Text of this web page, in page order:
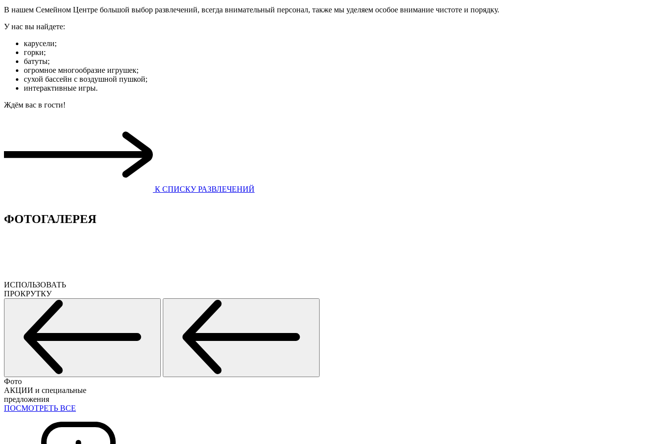
В нашем Семейном Центре большой выбор развлечений, всегда внимательный персонал, также мы уделяем особое внимание чистоте и порядку.
У нас вы найдете:
карусели;
горки;
батуты;
огромное многообразие игрушек;
сухой бассейн с воздушной пушкой;
интерактивные игры.
Ждём вас в гости!
К СПИСКУ РАЗВЛЕЧЕНИЙ
ФОТОГАЛЕРЕЯ
ИСПОЛЬЗОВАТЬ
ПРОКРУТКУ
Фото
АКЦИИ и специальные
предложения
ПОСМОТРЕТЬ ВСЕ